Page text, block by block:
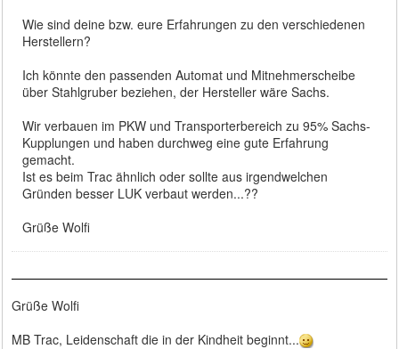
Wie sind deine bzw. eure Erfahrungen zu den verschiedenen
Herstellern?
Ich könnte den passenden Automat und Mitnehmerscheibe
über Stahlgruber beziehen, der Hersteller wäre Sachs.
Wir verbauen im PKW und Transporterbereich zu 95% Sachs-
Kupplungen und haben durchweg eine gute Erfahrung
gemacht.
Ist es beim Trac ähnlich oder sollte aus irgendwelchen
Gründen besser LUK verbaut werden...??
Grüße Wolfi
Grüße Wolfi
MB Trac, Leidenschaft die in der Kindheit beginnt...